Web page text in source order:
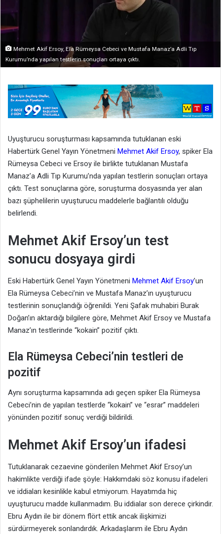
Mehmet Akif Ersoy, Ela Rümeysa Cebeci ve Mustafa Manaz’a Adli Tıp
Kurumu’nda yapılan testlerin sonuçları ortaya çıktı.
Uyuşturucu soruşturması kapsamında tutuklanan eski
Habertürk Genel Yayın Yönetmeni Mehmet Akif Ersoy, spiker Ela
Rümeysa Cebeci ve Ersoy ile birlikte tutuklanan Mustafa
Manaz’a Adli Tıp Kurumu’nda yapılan testlerin sonuçları ortaya
çıktı. Test sonuçlarına göre, soruşturma dosyasında yer alan
bazı şüphelilerin uyuşturucu maddelerle bağlantılı olduğu
belirlendi.
Mehmet Akif Ersoy’un test
sonucu dosyaya girdi
Eski Habertürk Genel Yayın Yönetmeni Mehmet Akif Ersoy’un
Ela Rümeysa Cebeci’nin ve Mustafa Manaz’ın uyuşturucu
testlerinin sonuçlandığı öğrenildi. Yeni Şafak muhabiri Burak
Doğan’ın aktardığı bilgilere göre, Mehmet Akif Ersoy ve Mustafa
Manaz’ın testlerinde “kokain” pozitif çıktı.
Ela Rümeysa Cebeci’nin testleri de
pozitif
Aynı soruşturma kapsamında adı geçen spiker Ela Rümeysa
Cebeci’nin de yapılan testlerde “kokain” ve “esrar” maddeleri
yönünden pozitif sonuç verdiği bildirildi.
Mehmet Akif Ersoy’un ifadesi
Tutuklanarak cezaevine gönderilen Mehmet Akif Ersoy’un
hakimlikte verdiği ifade şöyle: Hakkımdaki söz konusu ifadeleri
ve iddiaları kesinlikle kabul etmiyorum. Hayatımda hiç
uyuşturucu madde kullanmadım. Bu iddialar son derece çirkindir.
Ebru Aydın ile bir dönem flört ettik ancak ilişkimizi
sürdürmeyerek sonlandırdık. Arkadaşlarım ile Ebru Aydın